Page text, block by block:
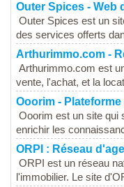
Outer Spices - Web
Outer Spices est un
des services offerts
Arthurimmo.com -
Arthurimmo.com est
vente, l'achat, et la
Ooorim -
Ooorim est un site qui
enrichir les
ORPI : Réseau
ORPI est un réseau
l'immobilier. Le site